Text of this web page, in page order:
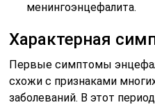
менингоэнцефалита.
Характерная
Первые симптомы
схожи с признаками
заболеваний. В этот